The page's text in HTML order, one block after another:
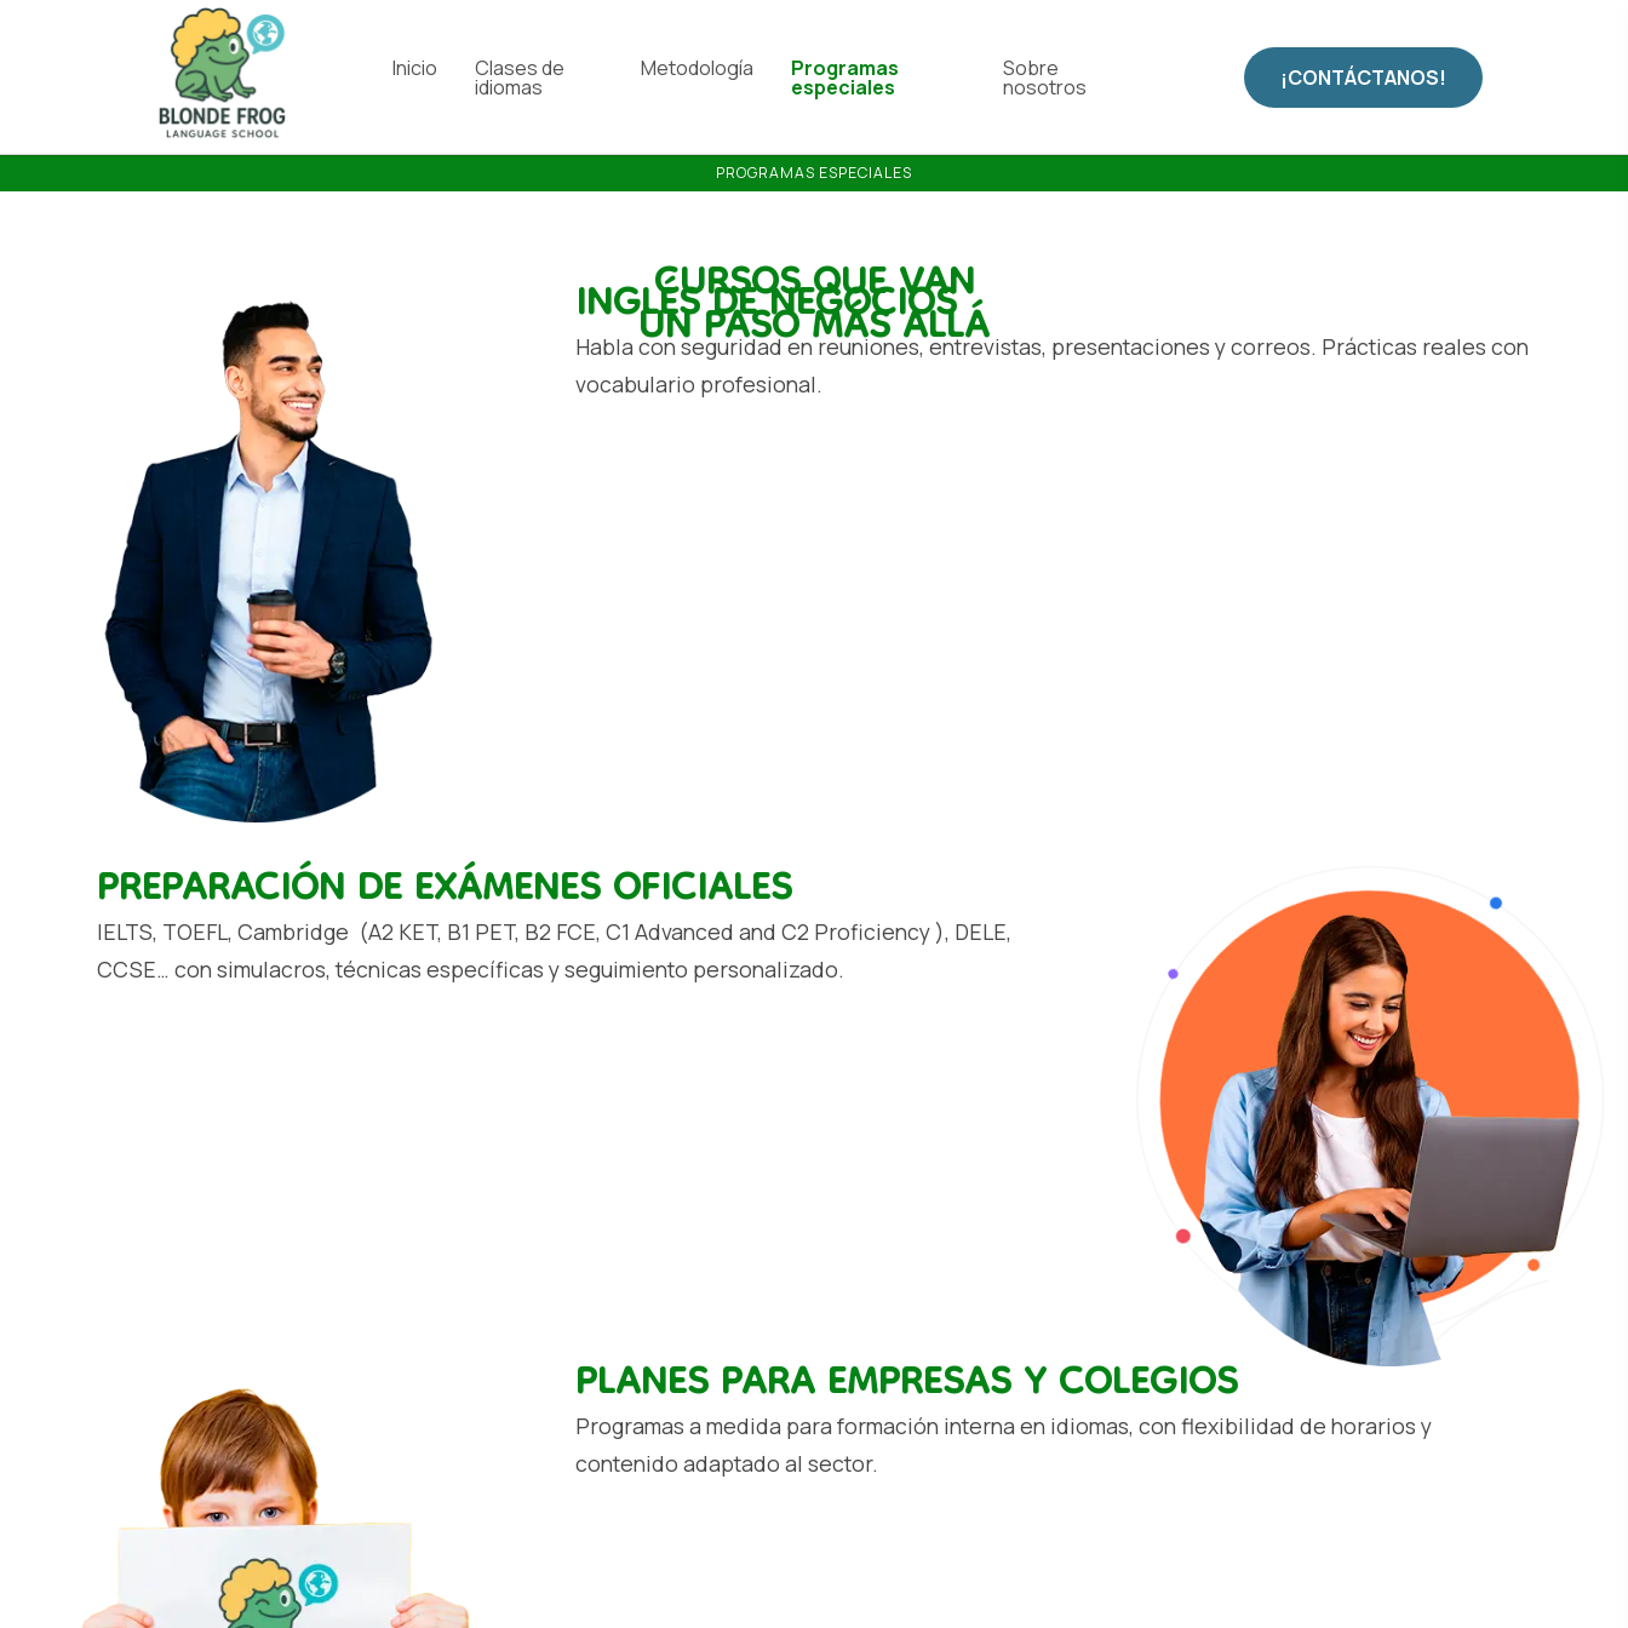
Inicio Clases de
idiomas
Metodología Programas
especiales
Sobre
nosotros ¡CONTÁCTANOS!
PROGRAMAS ESPECIALES
CURSOS QUE VAN
UN PASO MÁS ALLÁ
INGLÉS DE NEGOCIOS
Habla con seguridad en reuniones, entrevistas, presentaciones y correos. Prácticas reales con
vocabulario profesional.
PREPARACIÓN DE EXÁMENES OFICIALES
IELTS, TOEFL, Cambridge (A2 KET, B1 PET, B2 FCE, C1 Advanced and C2 Proficiency ), DELE,
CCSE… con simulacros, técnicas específicas y seguimiento personalizado.
PLANES PARA EMPRESAS Y COLEGIOS
Programas a medida para formación interna en idiomas, con flexibilidad de horarios y
contenido adaptado al sector.